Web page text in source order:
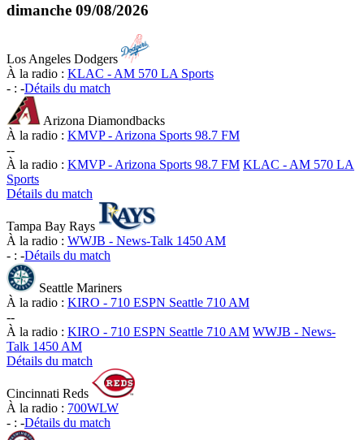
dimanche 09/08/2026
Los Angeles Dodgers
À la radio : KLAC - AM 570 LA Sports
- : -Détails du match
Arizona Diamondbacks
À la radio : KMVP - Arizona Sports 98.7 FM
--
À la radio : KMVP - Arizona Sports 98.7 FM KLAC - AM 570 LA
Sports
Détails du match
Tampa Bay Rays
À la radio : WWJB - News-Talk 1450 AM
- : -Détails du match
Seattle Mariners
À la radio : KIRO - 710 ESPN Seattle 710 AM
--
À la radio : KIRO - 710 ESPN Seattle 710 AM WWJB - News-
Talk 1450 AM
Détails du match
Cincinnati Reds
À la radio : 700WLW
- : -Détails du match